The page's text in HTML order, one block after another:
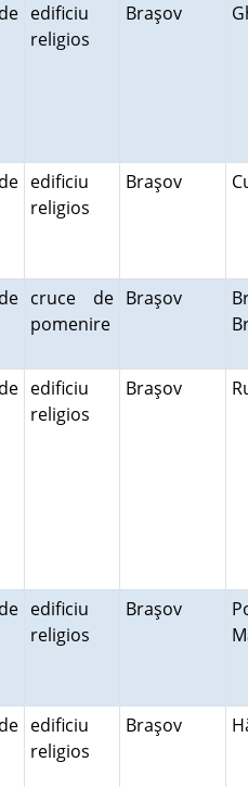
edificiu
religios
Braşov
edificiu
religios
Braşov
cruce de
pomenire
Braşov
edificiu
religios
Braşov
edificiu
religios
Braşov
edificiu
religios
Braşov